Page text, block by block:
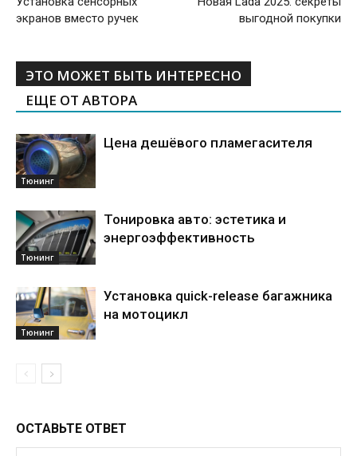
экранов вместо ручек
выгодной покупки
ЭТО МОЖЕТ БЫТЬ ИНТЕРЕСНО
ЕЩЕ ОТ АВТОРА
Тюнинг
Цена дешёвого пламегасителя
Тюнинг
Тонировка авто: эстетика и
энергоэффективность
Тюнинг
Установка quick-release багажника
на мотоцикл
ОСТАВЬТЕ ОТВЕТ